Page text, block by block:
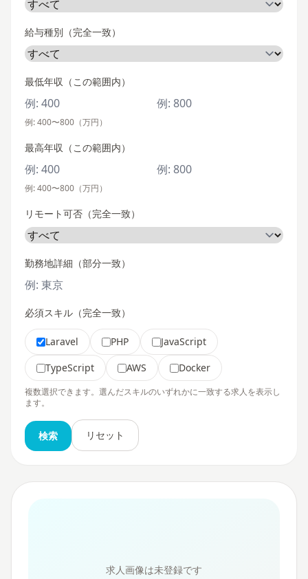
給与種別（完全一致）
最低年収（この範囲内）
例: 400〜800（万円）
最高年収（この範囲内）
例: 400〜800（万円）
リモート可否（完全一致）
勤務地詳細（部分一致）
必須スキル（完全一致）
Laravel PHP
JavaScript
TypeScript
AWS Docker
複数選択できます。選んだスキルのいずれかに一致する求人を表示し
ます。
検索 リセット
求人画像は未登録です